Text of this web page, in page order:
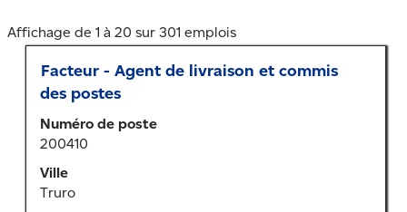
Affichage de 1 à 20 sur 301 emploisRésultats
de
la
Titre
Facteur - Agent de livraison et commis
des postes
Numéro de poste
200410
Ville
Truro
Sélectionner
au
moyen
de
la
barre
d’espacement